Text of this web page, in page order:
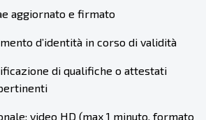
aggiornato e firmato
d’identità in corso di validità
di qualifiche o attestati
video HD (max 1 minuto, formato